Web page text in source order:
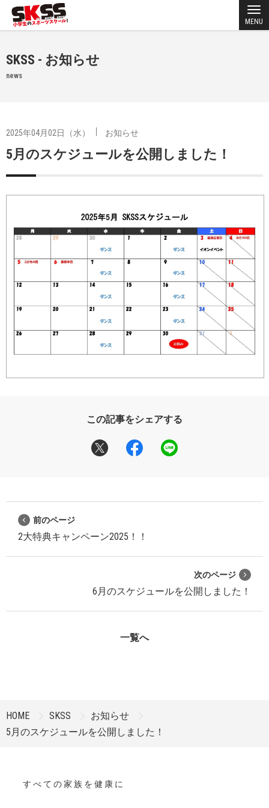
MENU
SKSS - お知らせ
news
2025年04月02日（水） お知らせ
5月のスケジュールを公開しました！
この記事をシェアする
前のページ
2大特典キャンペーン2025！！
次のページ
6月のスケジュールを公開しました！
一覧へ
HOME SKSS
お知らせ
5月のスケジュールを公開しました！
す べ て の 家 族 を 健 康 に